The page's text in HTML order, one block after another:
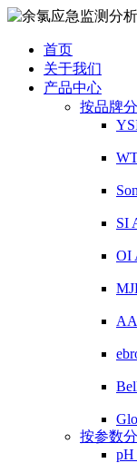
首页
关于我们
产品中心
按品牌
SI
OI
按参数
pH